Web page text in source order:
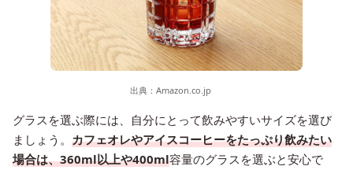
出典： Amazon.co.jp
グラスを選ぶ際には、自分にとって飲みやすいサイズを選び
ましょう。 カフェオレやアイスコーヒーをたっぷり飲みたい
場合は、360ml以上や400ml容量のグラスを選ぶと安心で